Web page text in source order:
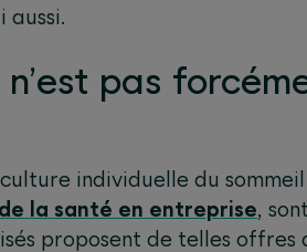
aussi.
pas
individuelle du sommeil
la santé en entreprise,
proposent de telles offres